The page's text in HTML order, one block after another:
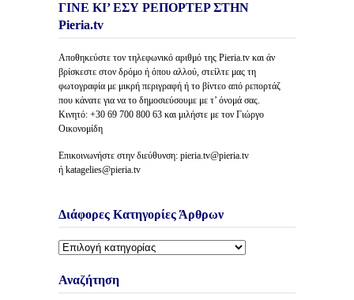
ΓΙΝΕ ΚΙ’ ΕΣΥ ΡΕΠΟΡΤΕΡ ΣΤΗΝ
Pieria.tv
Αποθηκεύστε τον τηλεφωνικό αριθμό της Pieria.tv και άν
βρίσκεστε στον δρόμο ή όπου αλλού, στείλτε μας τη
φωτογραφία με μικρή περιγραφή ή το βίντεο από ρεπορτάζ
που κάνατε για να το δημοσιεύσουμε με τ’ όνομά σας.
Κινητό: +30 69 700 800 63 και μιλήστε με τον Γιώργο
Οικονομίδη
Επικοινωνήστε στην διεύθυνση: pieria.tv@pieria.tv
ή katagelies@pieria.tv
Διάφορες Κατηγορίες Άρθρων
Διάφορες
Άρθρων
Αναζήτηση